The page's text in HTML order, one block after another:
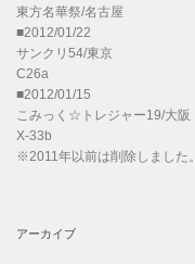
東方名華祭/名古屋
■2012/01/22
サンクリ54/東京
C26a
■2012/01/15
こみっく☆トレジャー19/大阪
X-33b
※2011年以前は削除しました。
アーカイブ